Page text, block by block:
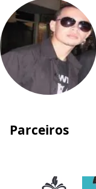
Parceiros